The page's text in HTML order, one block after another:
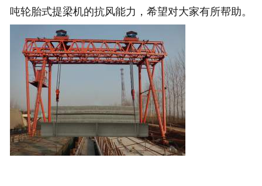
联系我们
吨轮胎式提梁机的抗风能力，希望对大家有所帮助。